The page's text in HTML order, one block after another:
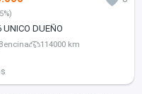
UNICO DUEÑO
Bencina 114000 km